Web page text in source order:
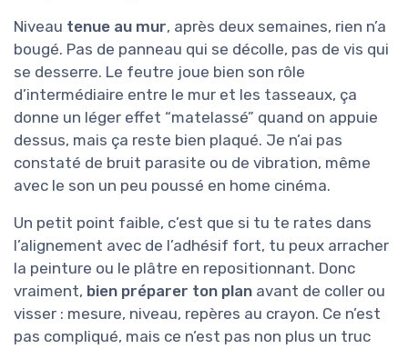
Niveau tenue au mur, après deux semaines, rien n’a
bougé. Pas de panneau qui se décolle, pas de vis qui
se desserre. Le feutre joue bien son rôle
d’intermédiaire entre le mur et les tasseaux, ça
donne un léger effet “matelassé” quand on appuie
dessus, mais ça reste bien plaqué. Je n’ai pas
constaté de bruit parasite ou de vibration, même
avec le son un peu poussé en home cinéma.
Un petit point faible, c’est que si tu te rates dans
l’alignement avec de l’adhésif fort, tu peux arracher
la peinture ou le plâtre en repositionnant. Donc
vraiment, bien préparer ton plan avant de coller ou
visser : mesure, niveau, repères au crayon. Ce n’est
pas compliqué, mais ce n’est pas non plus un truc